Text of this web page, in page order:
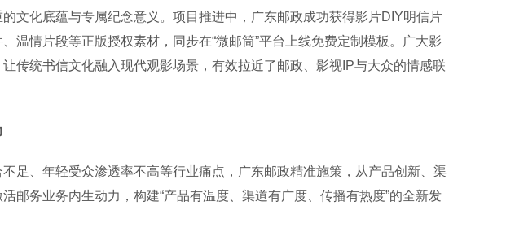
文化底蕴与专属纪念意义。项目推进中，广东邮政成功获得影片DIY明信片
温情片段等正版授权素材，同步在“微邮筒”平台上线免费定制模板。广大影
传统书信文化融入现代观影场景，有效拉近了邮政、影视IP与大众的情感联
、年轻受众渗透率不高等行业痛点，广东邮政精准施策，从产品创新、渠
邮务业务内生动力，构建“产品有温度、渠道有广度、传播有热度”的全新发